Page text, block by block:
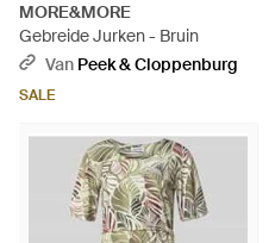
MORE&MORE
Gebreide Jurken - Bruin
Van Peek & Cloppenburg
SALE